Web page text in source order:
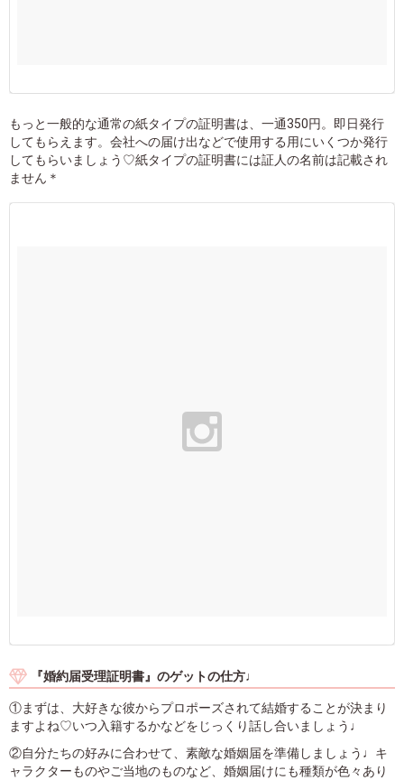
もっと一般的な通常の紙タイプの証明書は、一通350円。即日発行
してもらえます。会社への届け出などで使用する用にいくつか発行
してもらいましょう♡紙タイプの証明書には証人の名前は記載され
ません＊
『婚約届受理証明書』のゲットの仕方♩
①まずは、大好きな彼からプロポーズされて結婚することが決まり
ますよね♡いつ入籍するかなどをじっくり話し合いましょう♩
②自分たちの好みに合わせて、素敵な婚姻届を準備しましょう♩キ
ャラクターものやご当地のものなど、婚姻届けにも種類が色々あり